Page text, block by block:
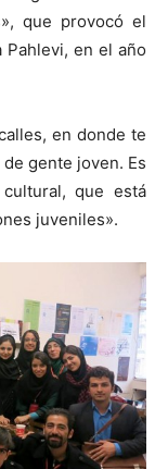
que provocó el
Pahlevi, en el año
en donde te
gente joven. Es
que está
juveniles».